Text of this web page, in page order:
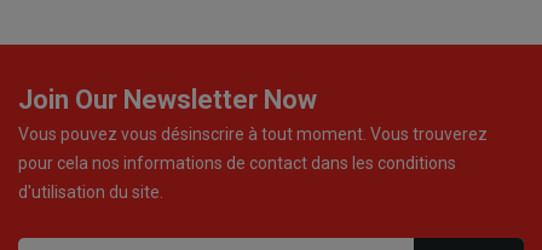
Join Our Newsletter Now
Vous pouvez vous désinscrire à tout moment. Vous trouverez
pour cela nos informations de contact dans les conditions
d'utilisation du site.